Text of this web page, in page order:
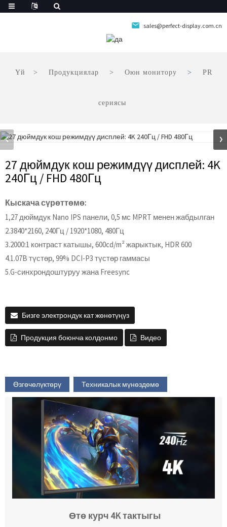
sales@perfect-display.com.cn
Үй Продукциялар Оюн монитору PR
сериясы
27 дюймдук кош режимдүү дисплей: 4K
240Гц / FHD 480Гц
Кыскача сүрөттөмө:
1,27 дюймдук Nano IPS панели, 0,5 мс MPRT менен жабдылган
2.3840*2160, 240Гц / 1920*1080, 480Гц
3.2000:1 контраст катышы, 600cd/m² жарыктык, HDR 600
4.1.07B түстөр, 99% DCI-P3 түстөр гаммасы
5.G-синхрондоштуруу жана Freesync
Бизге электрондук кат жөнөтүңүз
Продукция боюнча колдонмо Видео
Өзгөчөлүктөрү Техникалык мүнөздөмө
Өтө курч 4K тактыгы